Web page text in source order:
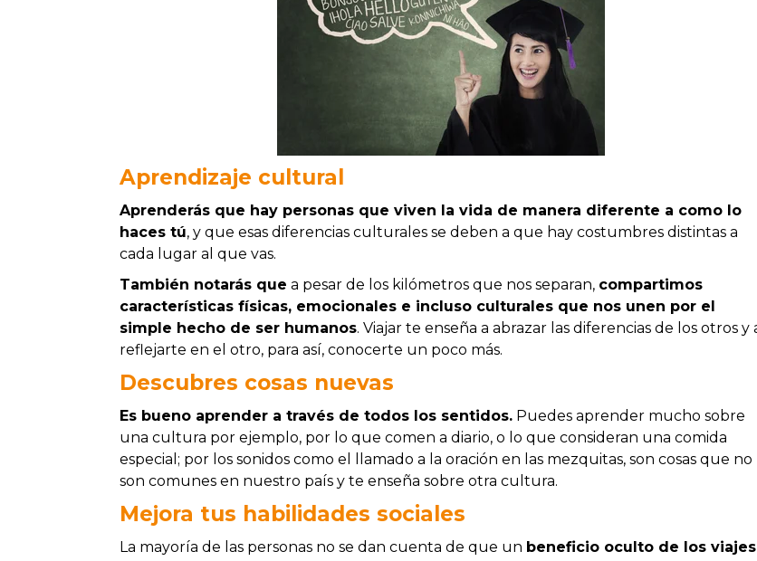
Aprendizaje cultural
Aprenderás que hay personas que viven la vida de manera diferente a como lo
haces tú, y que esas diferencias culturales se deben a que hay costumbres distintas a
cada lugar al que vas.
También notarás que a pesar de los kilómetros que nos separan, compartimos
características físicas, emocionales e incluso culturales que nos unen por el
simple hecho de ser humanos. Viajar te enseña a abrazar las diferencias de los otros y
reflejarte en el otro, para así, conocerte un poco más.
Descubres cosas nuevas
Es bueno aprender a través de todos los sentidos. Puedes aprender mucho sobre
una cultura por ejemplo, por lo que comen a diario, o lo que consideran una comida
especial; por los sonidos como el llamado a la oración en las mezquitas, son cosas que no
son comunes en nuestro país y te enseña sobre otra cultura.
Mejora tus habilidades sociales
La mayoría de las personas no se dan cuenta de que un beneficio oculto de los viajes